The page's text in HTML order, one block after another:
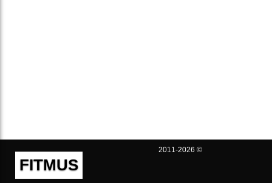
FITMUS
2011-2026 ©